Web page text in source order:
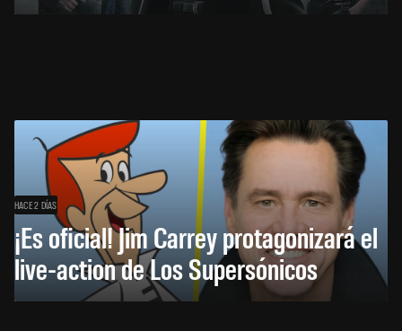
HACE 2 DÍAS
¡Es oficial! Jim Carrey protagonizará el
live-action de Los Supersónicos